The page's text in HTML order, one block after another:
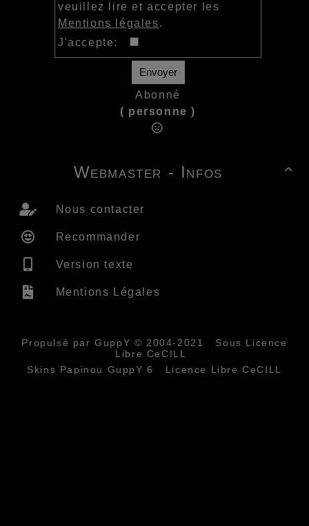
veuillez lire et accepter les
Mentions légales.
J'accepte:
Envoyer
Abonné
( personne )

Webmaster - Infos
Nous contacter
Recommander
Version texte
Mentions Légales
Propulsé par GuppY © 2004-2021
Sous Licence
Libre CeCILL
Skins Papinou GuppY 6
Licence Libre CeCILL